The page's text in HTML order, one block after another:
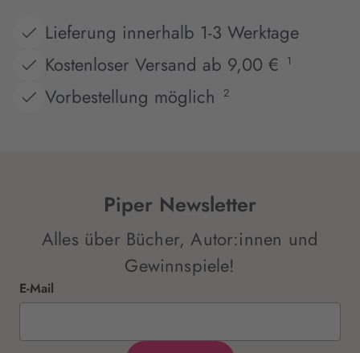
Lieferung innerhalb 1-3 Werktage
Kostenloser Versand ab 9,00 €
1
Vorbestellung möglich 2
Piper Newsletter
Alles über Bücher, Autor:innen und
Gewinnspiele!
E-Mail